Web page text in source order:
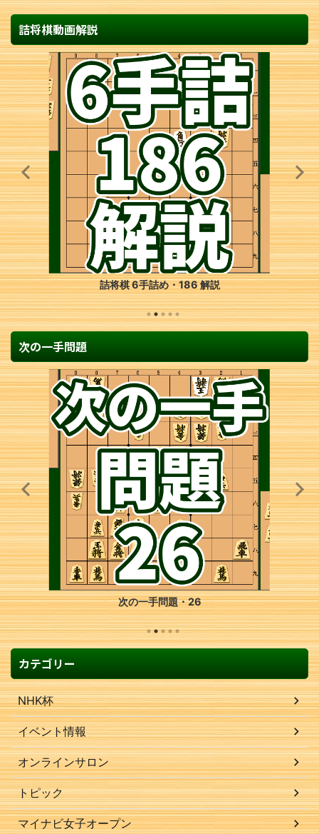
詰将棋動画解説
詰将棋 6手詰め・186 解説
次の一手問題
次の一手問題・26
カテゴリー
NHK杯
イベント情報
オンラインサロン
トピック
マイナビ女子オープン